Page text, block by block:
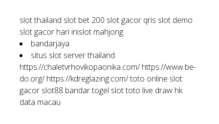
slot thailand slot bet 200 slot gacor qris slot demo
slot gacor hari inislot mahjong
bandarjaya
situs slot server thailand
https://chaletvrhovikopaonika.com/ https://www.be-
do.org/ https://kdreglazing.com/toto online slot
gacor slot88 bandar togel slot toto live draw hk
data macau